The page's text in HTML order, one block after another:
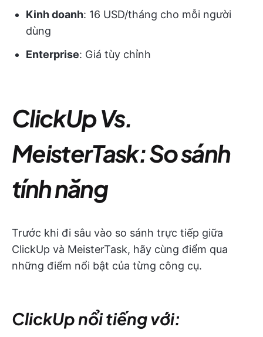
Kinh doanh: 16 USD/tháng cho mỗi người
dùng
Enterprise: Giá tùy chỉnh
ClickUp Vs.
MeisterTask: So sánh
tính năng
Trước khi đi sâu vào so sánh trực tiếp giữa
ClickUp và MeisterTask, hãy cùng điểm qua
những điểm nổi bật của từng công cụ.
ClickUp nổi tiếng với: